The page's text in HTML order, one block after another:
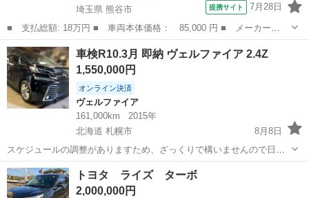
埼玉県 熊谷市
提携サイト 7月28日
■ 支払総額: 18万円 ■ 車両本体価格： 85,000 円 ■ メーカー
名： トヨタ ■ 車種名： ピクシスエポック ■ グレード名：
Ｄ 修復歴無 車検２年付 ＣＤ ラジオ ＥＴＣ フルフラット
ドアバイザー ライト...
埼玉 熊谷市 その他
車検R10.3月 即納 ヴェルファイア 2.4Z
1,550,000円
オンライン決済
ヴェルファイア
161,000km
2015年
北海道 札幌市
8月8日
スケジュールの調整がありますため、ざっくりで構いませんので日時
の【指定】をお願いします 例:〇〇日の〇〇時頃可能ですか？など 土
日祝日関係なく18時〜深夜まで事前に相談で毎日現車確認可能 【例外
なくそれ以前の対応は一切でき...
北海道 札幌市 ヴェルファイア 車両
トヨタ ライズ ターボ
2,000,000円